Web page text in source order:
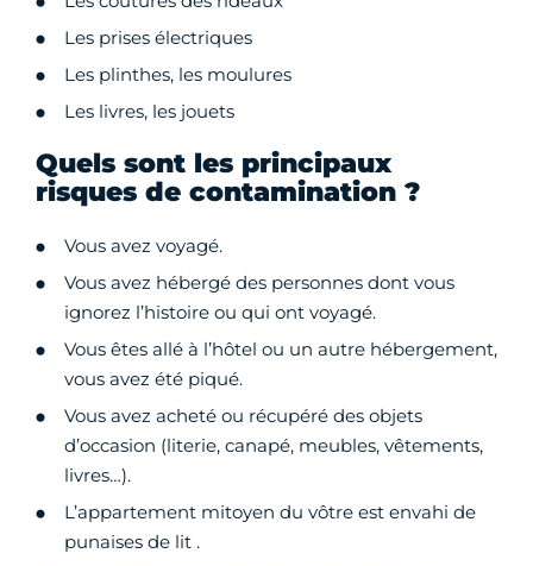
Les prises électriques
Les plinthes, les moulures
Les livres, les jouets
Quels sont les principaux
risques de contamination ?
Vous avez voyagé.
Vous avez hébergé des personnes dont vous
ignorez l’histoire ou qui ont voyagé.
Vous êtes allé à l’hôtel ou un autre hébergement,
vous avez été piqué.
Vous avez acheté ou récupéré des objets
d’occasion (literie, canapé, meubles, vêtements,
livres…).
L’appartement mitoyen du vôtre est envahi de
punaises de lit .